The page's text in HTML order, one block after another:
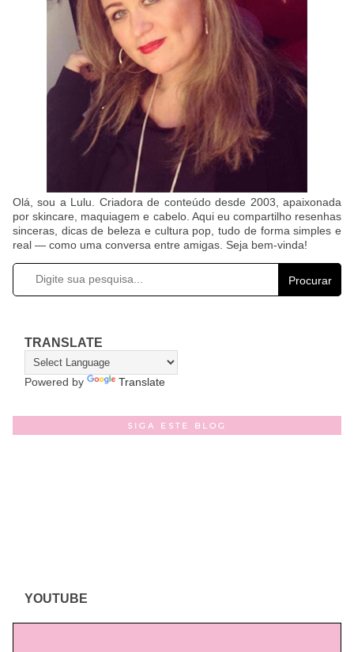
Olá, sou a Lulu. Criadora de conteúdo desde 2003, apaixonada
por skincare, maquiagem e cabelo. Aqui eu compartilho resenhas
sinceras, dicas de beleza e cultura pop, tudo de forma simples e
real — como uma conversa entre amigas. Seja bem-vinda!
Procurar
TRANSLATE
Powered by Translate
SIGA ESTE BLOG
YOUTUBE